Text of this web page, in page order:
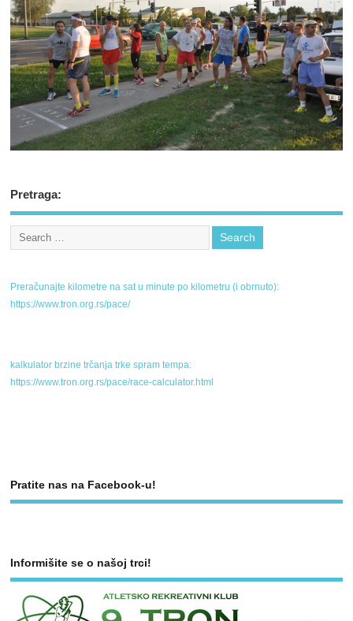
Pretraga:
Preračunajte kilometre na sat u minute po kilometru (i obrnuto):
https://www.tron.org.rs/pace/
kalkulator brzine trčanja trke spram tempa:
https://www.tron.org.rs/pace/race-calculator.html
Pratite nas na Facebook-u!
Informišite se o našoj trci!